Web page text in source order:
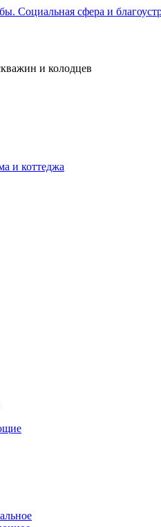
Социальная сфера и
и колодцев
и коттеджа